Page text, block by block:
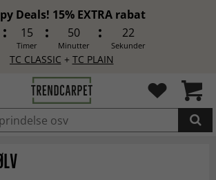
Deals! 15% EXTRA rabat
15
Timer
50
Minutter
20
Sekunder
TC CLASSIC + TC PLAIN
LAGT I INDKØBSKURVEN.